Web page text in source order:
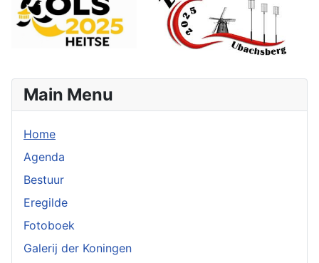
Main Menu
Home
Agenda
Bestuur
Eregilde
Fotoboek
Galerij der Koningen